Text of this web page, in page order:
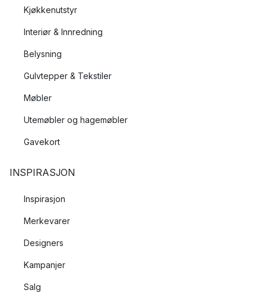
Kjøkkenutstyr
Interiør & Innredning
Belysning
Gulvtepper & Tekstiler
Møbler
Utemøbler og hagemøbler
Gavekort
INSPIRASJON
Inspirasjon
Merkevarer
Designers
Kampanjer
Salg